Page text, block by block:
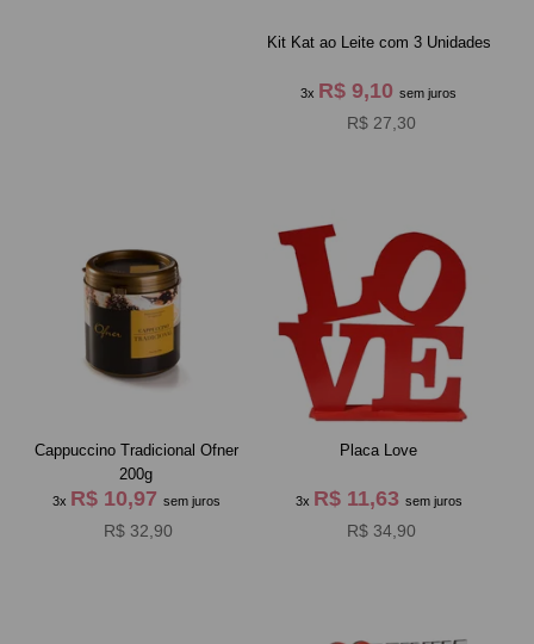
Kit Kat ao Leite com 3 Unidades
3x R$ 9,10sem juros
R$ 27,30
Cappuccino Tradicional Ofner
200g
3x R$ 10,97 sem juros
R$ 32,90
Placa Love
3x R$ 11,63 sem juros
R$ 34,90